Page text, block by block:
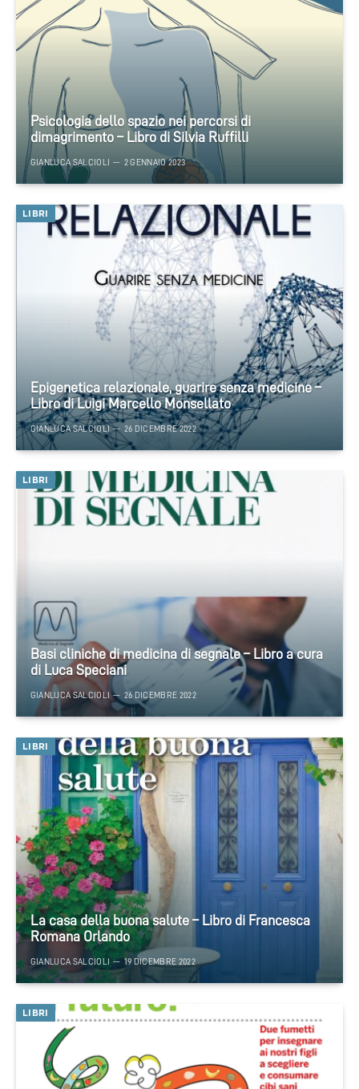
Psicologia dello spazio nei percorsi di
dimagrimento – Libro di Silvia Ruffilli
GIANLUCA SALCIOLI 2 GENNAIO 2023
LIBRI
Epigenetica relazionale, guarire senza medicine –
Libro di Luigi Marcello Monsellato
GIANLUCA SALCIOLI 26 DICEMBRE 2022
LIBRI
Basi cliniche di medicina di segnale – Libro a cura
di Luca Speciani
GIANLUCA SALCIOLI 26 DICEMBRE 2022
LIBRI
La casa della buona salute – Libro di Francesca
Romana Orlando
GIANLUCA SALCIOLI 19 DICEMBRE 2022
LIBRI